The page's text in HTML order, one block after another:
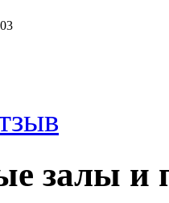
залы и